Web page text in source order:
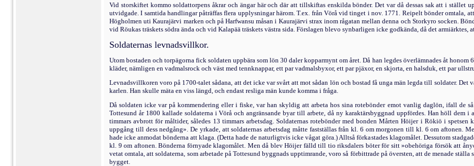
Vid storskiftet kommo soldattorpens åkrar och ängar här och där att tillskiftas enskilda bönder. Det var då dessas sak att i stället
utvidgade. I samtida handlingar påträffas flera upplysningar härom. T.ex. från Vörå vid tinget i nov. 1771. Reipelt bönder omtala,
Högholmen uti Kaurajärvi marken och på Harfwansu måsan i Kaurajärvi strax inom rågatan mellan denna och Storkyro socken.
vid Röukas träskets södra ända och vid Kalapää träskets västra sida. Förslagen blevo synbarligen icke godkända, då det armiärktes,
Soldaternas levnadsvillkor.
Utom bostaden och torpägorna fick soldaten uppbära som lön 30daler kopparmynt om året. Då han legdes överlämnades åt
kläder, nämligen en vad­malsrock och väst med tennknappar, ett par vadmalsbyxor, ett par pjäxor, en skjorta, en halsduk, ett par
Levnadsvillkoren voro på 1700-talet sådana, att det icke var svårt att mot sådan lön och bostad få unga män legda till soldater. Det
karlen. Han skulle mäta en viss längd, och endast resliga män kunde komma i fråga.
Då soldaten icke var på kommendering eller i fiske, var han skyldig att arbeta hos sina rotebönder emot vanlig dag­lön, ifall de
Tottesund år 1800 kallade sol­daterna i Vörå och angränsande byar till arbete, då ny ka­raktärsbyggnad uppfördes. Han höll
timmars avbrott för måltider, således 13 timmars arbetsdag. Soldaternas rotebönder med bonden Mårten Höijer i Rökiö i spetsen
uppgång till dess nedgång». De yrkade, att soldaternas arbetsdag måtte fastställas från kl. 6 om morgonen till kl. 6 om aftonen.
hade icke anmodat bönderna att klaga. (Detta hade de naturligtvis icke vågat göra.) Alltså förkastades klagomålet. Dessutom
kl. 9 om aftonen. Bönderna förnyade klagomålet. Men då blev Höijer fälld till tio riksdalers bö­ter för sitt »obehöriga försök att
vetat om­tala, att soldaterna, som arbetade på Tottesund byggnads upptimrande, voro så förbittrade på översten, att de me­nade
bygget.